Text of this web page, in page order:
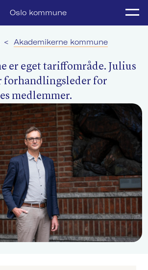
Oslo kommune
Søk
< Akademikerne kommune
er eget tariffområde. Julius
forhandlingsleder for
medlemmer.